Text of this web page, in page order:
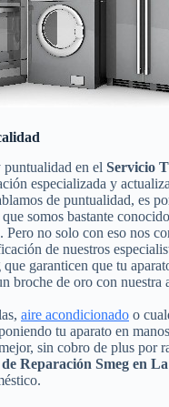
en el Servicio
especializada y
de puntualidad, es
somos bastante
no solo con eso nos
de nuestros
garanticen que tu
de oro con nuestra
aire acondicionado o
tu aparato en
sin cobro de plus por
Reparación Smeg en